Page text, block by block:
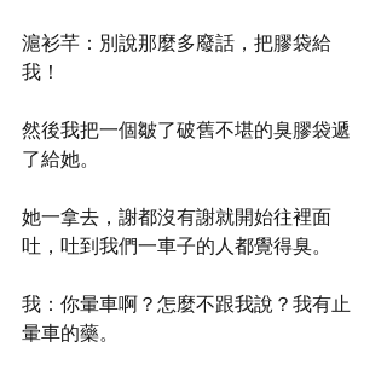
滬衫芊：別說那麼多廢話，把膠袋給
我！
然後我把一個皺了破舊不堪的臭膠袋遞
了給她。
她一拿去，謝都沒有謝就開始往裡面
吐，吐到我們一車子的人都覺得臭。
我：你暈車啊？怎麼不跟我說？我有止
暈車的藥。